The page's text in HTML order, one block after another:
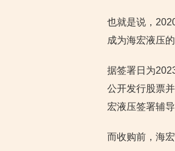
也就是说，
成为海宏液压
据签署日为
公开发行股票
宏液压签署辅导
而收购前，海宏